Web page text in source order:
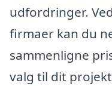
udfordringer.
firmaer kan du
sammenligne
valg til dit